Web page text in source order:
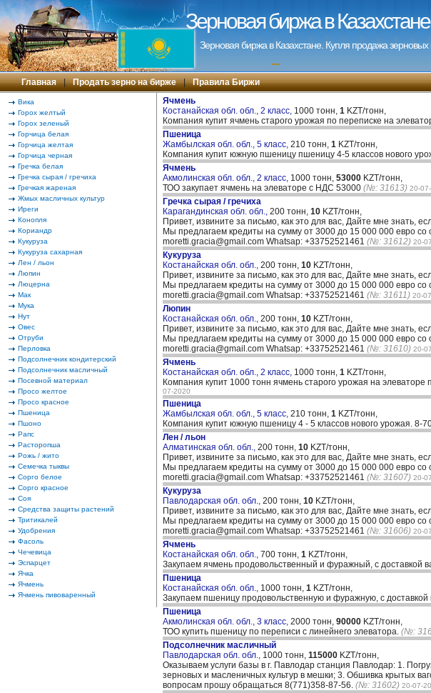
Зерновая биржа в
Зерновая биржа в Казахстане. Купля продажа зерновых
---
Главная | Продать зерно на бирже | Правила Биржи
Вика
Горох желтый
Горох зеленый
Горчица белая
Горчица желтая
Горчица черная
Гречка белая
Гречка сырая / гречиха
Гречкая жареная
Жмых масличных культур
Иреги
Конопля
Кориандр
Кукуруза
Кукуруза сахарная
Лен / льон
Люпин
Люцерна
Мак
Мука
Нут
Овес
Отруби
Перловка
Подсолнечник кондитерский
Подсолнечник масличный
Посевной материал
Просо желтое
Просо красное
Пшеница
Пшоно
Рапс
Расторопша
Рожь / жито
Семечка тыквы
Сорго белое
Сорго красное
Соя
Средства защиты растений
Тритикалей
Удобрения
Фасоль
Чечевица
Эспарцет
Ячка
Ячмень
Ячмень пивоваренный
Ячмень
Костанайская обл. обл., 2 класс, 1000 тонн, 1 KZT/тонн,
Компания купит ячмень старого урожая по переписке на
Пшеница
Жамбылская обл. обл., 5 класс, 210 тонн, 1 KZT/тонн,
Компания купит южную пшеницу пшеницу 4-5 классов нового
Ячмень
Акмолинская обл. обл., 2 класс, 1000 тонн, 53000 KZT/тонн,
ТОО закупает ячмень на элеваторе с НДС 53000 (№: 31613) 20-
Гречка сырая / гречиха
Карагандинская обл. обл., 200 тонн, 10 KZT/тонн,
Привет, извините за письмо, как это для вас, Дайте мне знать,
Мы предлагаем кредиты на сумму от 3000 до 15 000 000 евро со
moretti.gracia@gmail.com Whatsap: +33752521461 (№: 31612) 20-
Кукуруза
Костанайская обл. обл., 200 тонн, 10 KZT/тонн,
Привет, извините за письмо, как это для вас, Дайте мне знать,
Мы предлагаем кредиты на сумму от 3000 до 15 000 000 евро со
moretti.gracia@gmail.com Whatsap: +33752521461 (№: 31611) 20-
Люпин
Костанайская обл. обл., 200 тонн, 10 KZT/тонн,
Привет, извините за письмо, как это для вас, Дайте мне знать,
Мы предлагаем кредиты на сумму от 3000 до 15 000 000 евро со
moretti.gracia@gmail.com Whatsap: +33752521461 (№: 31610) 20-
Ячмень
Костанайская обл. обл., 2 класс, 1000 тонн, 1 KZT/тонн,
Компания купит 1000 тонн ячмень старого урожая на
07-2020
Пшеница
Жамбылская обл. обл., 5 класс, 210 тонн, 1 KZT/тонн,
Компания купит южную пшеницу 4 - 5 классов нового урожая. 8-
Лен / льон
Алматинская обл. обл., 200 тонн, 10 KZT/тонн,
Привет, извините за письмо, как это для вас, Дайте мне знать,
Мы предлагаем кредиты на сумму от 3000 до 15 000 000 евро со
moretti.gracia@gmail.com Whatsap: +33752521461 (№: 31607) 20-
Кукуруза
Павлодарская обл. обл., 200 тонн, 10 KZT/тонн,
Привет, извините за письмо, как это для вас, Дайте мне знать,
Мы предлагаем кредиты на сумму от 3000 до 15 000 000 евро со
moretti.gracia@gmail.com Whatsap: +33752521461 (№: 31606) 20-
Ячмень
Костанайская обл. обл., 700 тонн, 1 KZT/тонн,
Закупаем ячмень продовольственный и фуражный, с доставкой
Пшеница
Костанайская обл. обл., 1000 тонн, 1 KZT/тонн,
Закупаем пшеницу продовольственную и фуражную, с
Пшеница
Акмолинская обл. обл., 3 класс, 2000 тонн, 90000 KZT/тонн,
ТОО купить пшеницу по переписи с линейнего элеватора. (№:
Подсолнечник масличный
Павлодарская обл. обл., 1000 тонн, 115000 KZT/тонн,
Оказываем услуги базы в г. Павлодар станция Павлодар: 1.
зерновых и масленичных культур в мешки; 3. Обшивка крытых
вопросам прошу обращаться 8(771)358-87-56. (№: 31602) 20-07-